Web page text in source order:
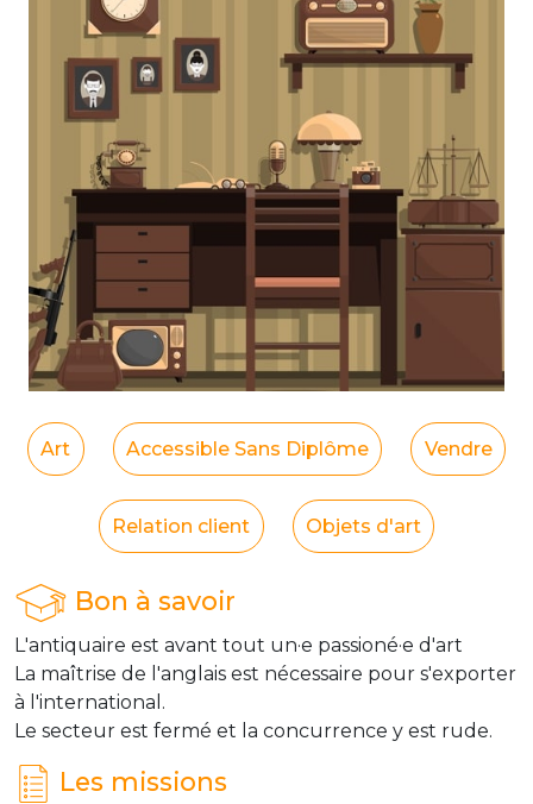
Art Accessible Sans Diplôme Vendre
Relation client Objets d'art
Bon à savoir
L'antiquaire est avant tout un·e passioné·e d'art
La maîtrise de l'anglais est nécessaire pour s'exporter
à l'international.
Le secteur est fermé et la concurrence y est rude.
Les missions